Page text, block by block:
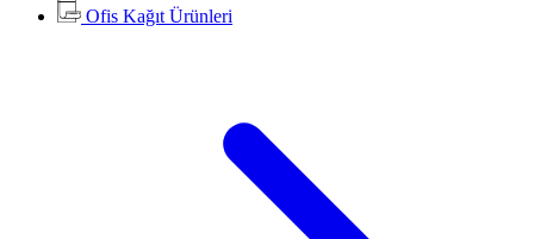
Ofis Kağıt Ürünleri